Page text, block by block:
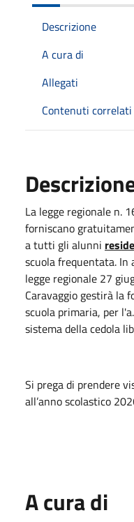
Descrizione
A cura di
Allegati
Contenuti correlati
La legge regionale n.
forniscano
a tutti gli alunni
scuola frequentata.
legge regionale 27
Caravaggio gestirà la
scuola primaria, per
sistema della cedola
Si prega di prendere
all’anno scolastico
A cura di